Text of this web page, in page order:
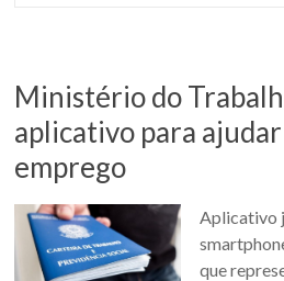
Ministério do
aplicativo para
emprego
Aplicativo
que